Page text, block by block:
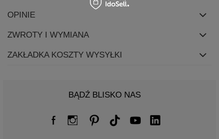
OPINIE
ZWROTY I WYMIANA
ZAKŁADKA KOSZTY WYSYŁKI
BĄDŹ BLISKO NAS